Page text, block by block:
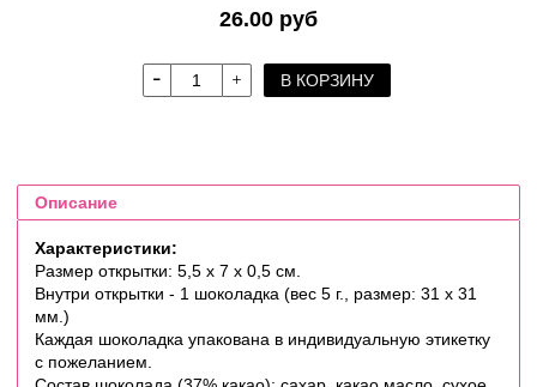
26.00 руб
В КОРЗИНУ
Описание
Характеристики:
Размер открытки: 5,5 х 7 х 0,5 см.
Внутри открытки - 1 шоколадка (вес 5 г., размер: 31 х 31
мм.)
Каждая шоколадка упакована в индивидуальную этикетку
с пожеланием.